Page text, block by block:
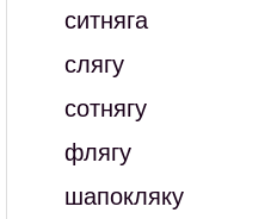
ситняга
слягу
сотнягу
флягу
шапокляку